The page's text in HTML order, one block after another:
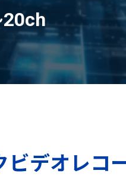
ビデオレコ